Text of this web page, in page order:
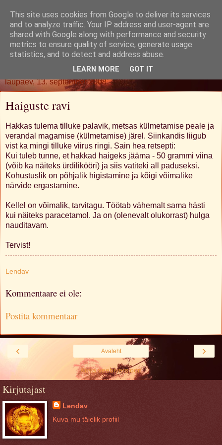
Oh. Jah. Muidugi.
laupäev, 13. september 2008
Haiguste ravi
Hakkas tulema tilluke palavik, metsas külmetamise peale ja
verandal magamise (külmetamise) järel. Siinkandis liigub
vist ka mingi tilluke viirus ringi. Sain hea retsepti:
Kui tuleb tunne, et hakkad haigeks jääma - 50 grammi viina
(võib ka näiteks ürdilikööri) ja siis vatiteki all paduseksi.
Kohustuslik on põhjalik higistamine ja kõigi võimalike
närvide ergastamine.
Kellel on võimalik, tarvitagu. Töötab vähemalt sama hästi
kui näiteks paracetamol. Ja on (olenevalt olukorrast) hulga
nauditavam.
Tervist!
Lendav
Kommentaare ei ole:
Postita kommentaar
‹ ›
Avaleht
Kuva veebiversioon
Kirjutajast
Lendav
Kuva mu täielik profiil
This site uses cookies from Google to deliver its services
and to analyze traffic. Your IP address and user-agent are
shared with Google along with performance and security
metrics to ensure quality of service, generate usage
statistics, and to detect and address abuse.
LEARN MORE GOT IT